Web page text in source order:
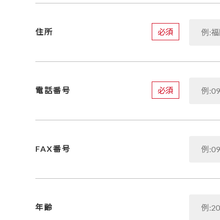
住所 必須
電話番号 必須
FAX番号
年齢